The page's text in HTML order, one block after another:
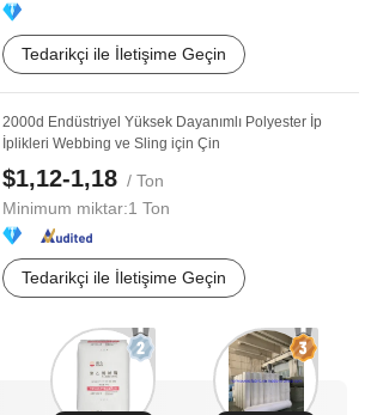
Tedarikçi ile İletişime Geçin
2000d Endüstriyel Yüksek Dayanımlı Polyester İp
İplikleri Webbing ve Sling için Çin
$1,12-1,18 / Ton
Minimum miktar:1 Ton
Tedarikçi ile İletişime Geçin